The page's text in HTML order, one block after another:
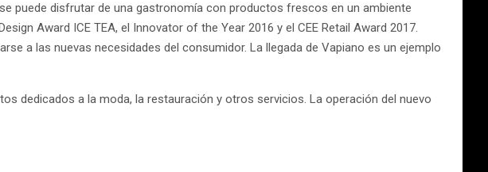
puede disfrutar de una gastronomía con productos frescos en un ambiente
Award ICE TEA, el Innovator of the Year 2016 y el CEE Retail Award 2017.
a las nuevas necesidades del consumidor. La llegada de Vapiano es un ejemplo
dedicados a la moda, la restauración y otros servicios. La operación del nuevo